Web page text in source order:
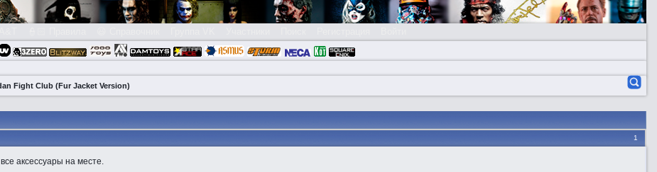
Fight Club (Fur Jacket Version)
1
аксессуары на месте.